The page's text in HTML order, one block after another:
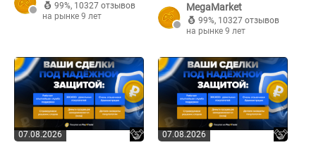
99%, 10327 отзывов
на рынке 9 лет
MegaMarket
99%, 10327 отзывов
на рынке 9 лет
07.08.2026 07.08.2026